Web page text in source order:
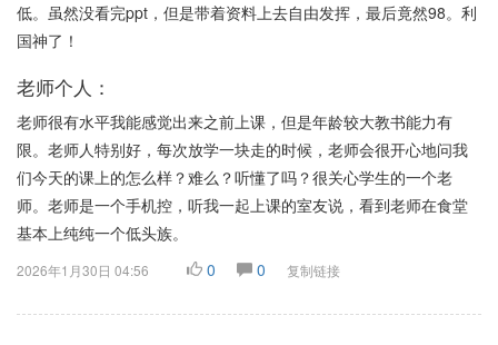
低。虽然没看完ppt，但是带着资料上去自由发挥，最后竟然98。利
国神了！
老师个人：
老师很有水平我能感觉出来之前上课，但是年龄较大教书能力有
限。老师人特别好，每次放学一块走的时候，老师会很开心地问我
们今天的课上的怎么样？难么？听懂了吗？很关心学生的一个老
师。老师是一个手机控，听我一起上课的室友说，看到老师在食堂
基本上纯纯一个低头族。
2026年1月30日 04:56 0 0 复制链接